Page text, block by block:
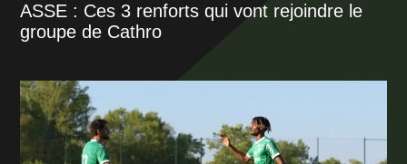
ASSE : Ces 3 renforts qui vont rejoindre le
groupe de Cathro